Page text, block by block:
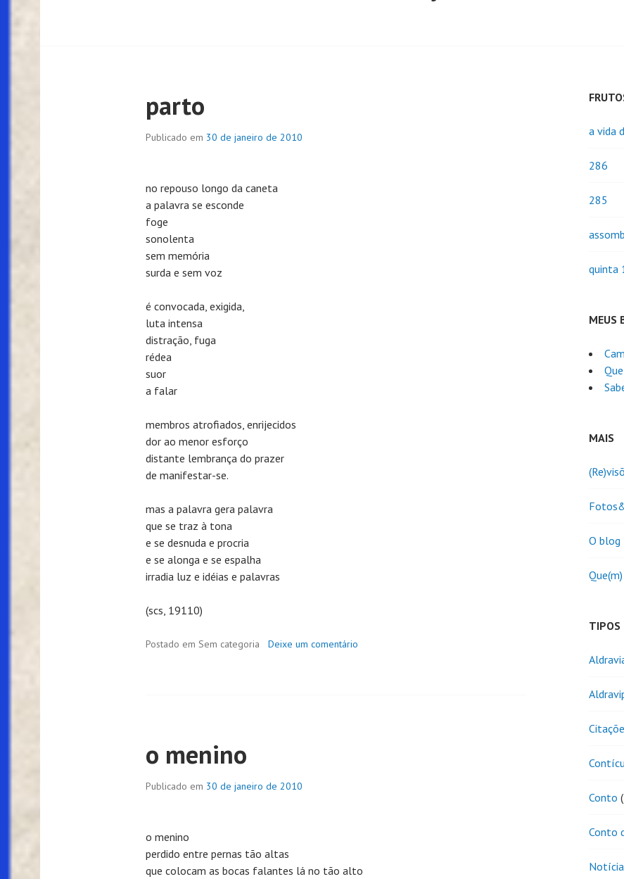
parto
Publicado em 30 de janeiro de 2010
no repouso longo da caneta
a palavra se esconde
foge
sonolenta
sem memória
surda e sem voz
é convocada, exigida,
luta intensa
distração, fuga
rédea
suor
a falar
membros atrofiados, enrijecidos
dor ao menor esforço
distante lembrança do prazer
de manifestar-se.
mas a palavra gera palavra
que se traz à tona
e se desnuda e procria
e se alonga e se espalha
irradia luz e idéias e palavras
(scs, 19110)
Postado em Sem categoria Deixe um comentário
o menino
Publicado em 30 de janeiro de 2010
o menino
perdido entre pernas tão altas
que colocam as bocas falantes lá no tão alto
a vida
286
285
quinta
MEUS
MAIS
O blog
TIPOS
Conto
Conto